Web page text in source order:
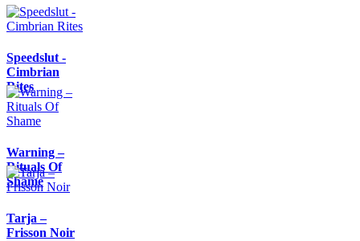
Speedslut -
Cimbrian
Rites
Warning –
Rituals Of
Shame
Tarja –
Frisson Noir